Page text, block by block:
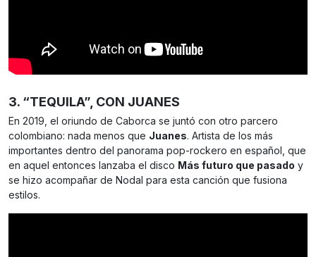
3. “TEQUILA”, CON JUANES
En 2019, el oriundo de Caborca se juntó con otro parcero
colombiano: nada menos que Juanes. Artista de los más
importantes dentro del panorama pop-rockero en español, que
en aquel entonces lanzaba el disco Más futuro que pasado y
se hizo acompañar de Nodal para esta canción que fusiona
estilos.